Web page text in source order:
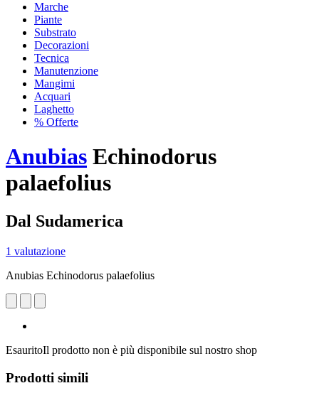
Marche
Piante
Substrato
Decorazioni
Tecnica
Manutenzione
Mangimi
Acquari
Laghetto
% Offerte
Anubias Echinodorus
palaefolius
Dal Sudamerica
1 valutazione
Anubias Echinodorus palaefolius
EsauritoIl prodotto non è più disponibile sul nostro shop
Prodotti simili